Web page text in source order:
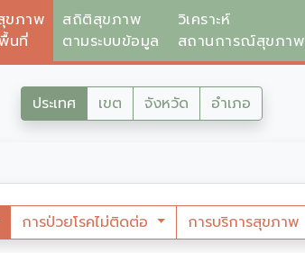
ขภาพ
นที่
สถิติสุขภาพ
ตามระบบข้อมูล
วิเคราะห์
สถานการณ์สุขภาพ
ประเทศ เขต จังหวัด อำเภอ
การป่วยโรคไม่ติดต่อ การบริการสุขภาพ